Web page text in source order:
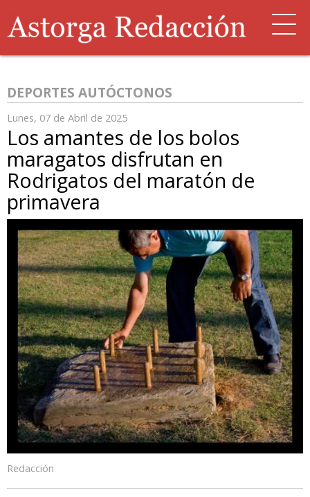
DEPORTES AUTÓCTONOS
Lunes, 07 de Abril de 2025
Los amantes de los bolos
maragatos disfrutan en
Rodrigatos del maratón de
primavera
Redacción